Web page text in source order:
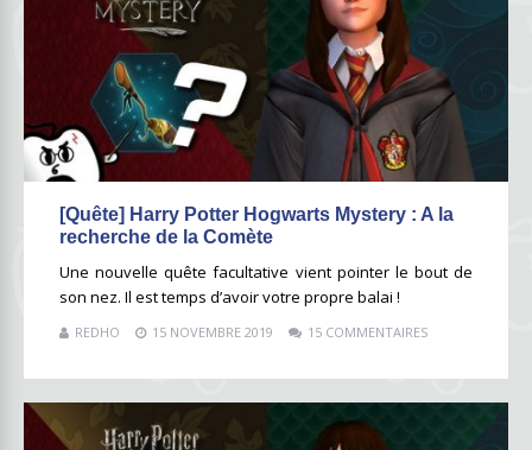
[Quête] Harry Potter Hogwarts Mystery : A la
recherche de la Comète
Une nouvelle quête facultative vient pointer le bout de
son nez. Il est temps d’avoir votre propre balai !
REDHO 15 NOVEMBRE 2019 15 COMMENTAIRES